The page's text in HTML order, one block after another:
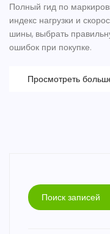
Полный гид по
индекс нагрузки и
шины, выбрать
ошибок при покупке.
Просмотреть